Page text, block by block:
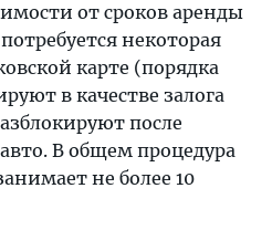
от сроков аренды
некоторая
карте (порядка
в качестве залога
после
В общем процедура
не более 10